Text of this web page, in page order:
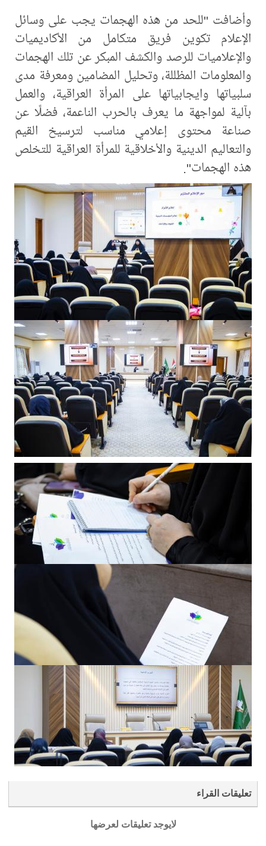
وأضافت "للحد من هذه الهجمات يجب على وسائل
الإعلام تكوين فريق متكامل من الأكاديميات
والإعلاميات للرصد والكشف المبكر عن تلك الهجمات
والمعلومات المظللة، وتحليل المضامين ومعرفة مدى
سلبياتها وايجابياتها على المرأة العراقية، والعمل
بآلية لمواجهة ما يعرف بالحرب الناعمة، فضلًا عن
صناعة محتوى إعلامي مناسب لترسيخ القيم
والتعاليم الدينية والأخلاقية للمرأة العراقية للتخلص
هذه الهجمات".
تعليقات القراء
لايوجد تعليقات لعرضها